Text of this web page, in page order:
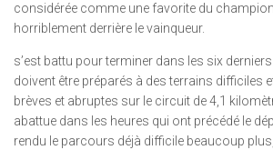
considérée comme une favorite du
horriblement derrière le vainqueur.
s’est battu pour terminer dans les six
doivent être préparés à des terrains difficiles
brèves et abruptes sur le circuit de 4,1
abattue dans les heures qui ont précédé le
rendu le parcours déjà difficile beaucoup